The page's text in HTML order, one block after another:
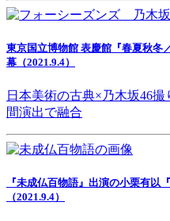
東京国立博物館 表慶館『春夏秋
幕（2021.9.4）
日本美術の古典×乃木坂46
間演出で融合
『未成仏百物語』出演の小栗有以
（2021.9.4）